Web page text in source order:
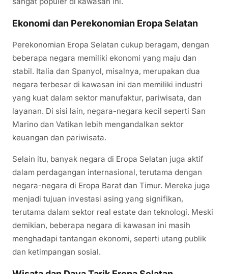
Ekonomi dan Perekonomian Eropa Selatan
Perekonomian Eropa Selatan cukup beragam, dengan
beberapa negara memiliki ekonomi yang maju dan
stabil. Italia dan Spanyol, misalnya, merupakan dua
negara terbesar di kawasan ini dan memiliki industri
yang kuat dalam sektor manufaktur, pariwisata, dan
layanan. Di sisi lain, negara-negara kecil seperti San
Marino dan Vatikan lebih mengandalkan sektor
keuangan dan pariwisata.
Selain itu, banyak negara di Eropa Selatan juga aktif
dalam perdagangan internasional, terutama dengan
negara-negara di Eropa Barat dan Timur. Mereka juga
menjadi tujuan investasi asing yang signifikan,
terutama dalam sektor real estate dan teknologi. Meski
demikian, beberapa negara di kawasan ini masih
menghadapi tantangan ekonomi, seperti utang publik
dan ketimpangan sosial.